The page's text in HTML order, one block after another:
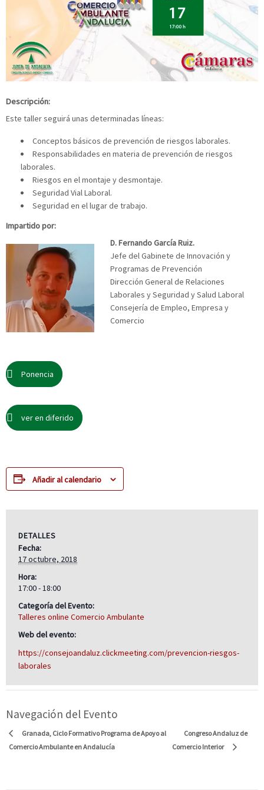
Descripción:
Este taller seguirá unas determinadas líneas:
Conceptos básicos de prevención de riesgos laborales.
Responsabilidades en materia de prevención de riesgos
laborales.
Riesgos en el montaje y desmontaje.
Seguridad Vial Laboral.
Seguridad en el lugar de trabajo.
Impartido por:
D. Fernando García Ruiz.
Jefe del Gabinete de Innovación y
Programas de Prevención
Dirección General de Relaciones
Laborales y Seguridad y Salud Laboral
Consejería de Empleo, Empresa y
Comercio
Ponencia
ver en diferido
Añadir al calendario
DETALLES
Fecha:
17 octubre, 2018
Hora:
17:00 - 18:00
Categoría del Evento:
Talleres online Comercio Ambulante
Web del evento:
https://consejoandaluz.clickmeeting.com/prevencion-riesgos-
laborales
Navegación del Evento
Granada, Ciclo Formativo Programa de Apoyo al
Comercio Ambulante en Andalucía
Congreso Andaluz de
Comercio Interior